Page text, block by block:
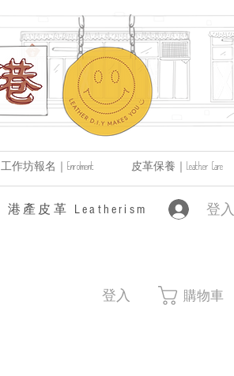
工作坊報名｜Enrolment 皮革保養｜Leather Care
登入
​港產皮革 Leatherism
登入 購物車